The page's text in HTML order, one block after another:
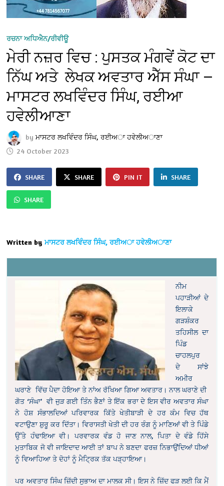
ਰਚਨਾ ਅਧਿਐਨ/ਰੀਵੀਊ
ਮੇਰੀ ਨਜ਼ਰ ਵਿਚ : ਪੁਸਤਕ ਮੰਗਵੇਂ ਕੋਟ ਦਾ
ਨਿੱਘ ਅਤੇ ਲੇਖਕ ਅਵਤਾਰ ਐੱਸ ਸੰਘਾ —
ਮਾਸਟਰ ਲਖਵਿੰਦਰ ਸਿੰਘ, ਰਈਆ
ਹਵੇਲੀਆਣਾ
byਮਾਸਟਰ ਲਖਵਿੰਦਰ ਸਿੰਘ, ਰਈਅਾ ਹਵੇਲੀਅਾਣਾ
24 October 2023
SHARE SHARE PIN IT SHARE
SHARE
Written by ਮਾਸਟਰ ਲਖਵਿੰਦਰ ਸਿੰਘ, ਰਈਅਾ ਹਵੇਲੀਅਾਣਾ
ਨੀਮ
ਪਹਾੜੀਆਂ ਦੇ
ਇਲਾਕੇ
ਗੜਸ਼ੰਕਰ
ਤਹਿਸੀਲ ਦਾ
ਪਿੰਡ
ਚਾਹਲਪੁਰ
ਦੇ ਸਾਂਝੇ
ਅਮੀਰ
ਘਰਾਣੇ ਵਿੱਚ ਪੈਦਾ ਹੋਇਆ ਤੇ ਨਾਂਅ ਰੱਖਿਆ ਗਿਆ ਅਵਤਾਰ। ਨਾਲ ਘਰਾਣੇ ਦੀ
ਗੋਤ ‘ਸੰਘਾ’ ਵੀ ਜੁੜ ਗਈ ਤਿੰਨ ਭੈਣਾਂ ਤੇ ਇੱਕ ਭਰਾ ਦੇ ਇਸ ਵੀਰ ਅਵਤਾਰ ਸੰਘਾ
ਨੇ ਹੋਸ਼ ਸੰਭਾਲਦਿਆਂ ਪਰਿਵਾਰਕ ਕਿੱਤੇ ਖੇਤੀਬਾੜੀ ਦੇ ਹਰ ਕੰਮ ਵਿਚ ਹੱਥ
ਵਟਾਉਣਾ ਸ਼ੁਰੂ ਕਰ ਦਿੱਤਾ। ਵਿਰਾਸਤੀ ਖੇਤੀ ਦੀ ਹਰ ਰੰਗ ਨੂੰ ਮਾਣਿਆਂ ਵੀ ਤੇ ਪਿੰਡੇ
ਉੱਤੇ ਹੰਢਾਇਆ ਵੀ। ਪਰਵਾਰਕ ਵੰਡ ਹੋ ਜਾਣ ਨਾਲ, ਪਿਤਾ ਦੇ ਵੰਡੇ ਹਿੱਸੇ
ਮੁਤਾਬਿਕ ਜੋ ਵੀ ਜਾਇਦਾਦ ਆਈ ਤਾਂ ਬਾਪ ਨੇ ਬਣਦਾ ਫਰਜ਼ ਨਿਭਾਉਂਦਿਆਂ ਧੀਆਂ
ਨੂੰ ਵਿਆਹਿਆ ਤੇ ਦੋਹਾਂ ਨੂੰ ਮੈਟ੍ਰਿਕ ਤੱਕ ਪੜ੍ਹਾਇਆ।
ਪਰ ਅਵਤਾਰ ਸਿੰਘ ਜ਼ਿੱਦੀ ਸੁਭਾਅ ਦਾ ਮਾਲਕ ਸੀ। ਇਸ ਨੇ ਜ਼ਿੱਦ ਫੜ ਲਈ ਕਿ ਮੈਂ